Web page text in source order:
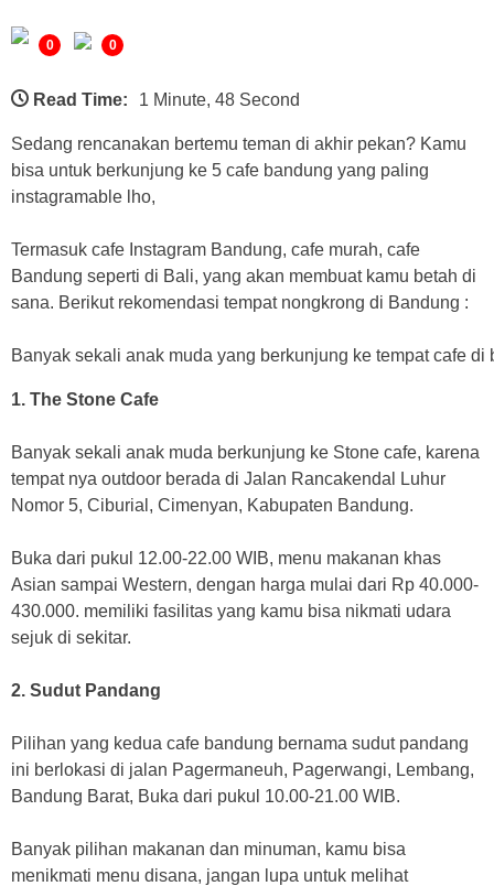
0 0
Read Time: 1 Minute, 48 Second
Sedang rencanakan bertemu teman di akhir pekan? Kamu
bisa untuk berkunjung ke 5 cafe bandung yang paling
instagramable lho,
Termasuk cafe Instagram Bandung, cafe murah, cafe
Bandung seperti di Bali, yang akan membuat kamu betah di
sana. Berikut rekomendasi tempat nongkrong di Bandung :
Banyak sekali anak muda yang berkunjung ke tempat cafe
1. The Stone Cafe
Banyak sekali anak muda berkunjung ke Stone cafe, karena
tempat nya outdoor berada di Jalan Rancakendal Luhur
Nomor 5, Ciburial, Cimenyan, Kabupaten Bandung.
Buka dari pukul 12.00-22.00 WIB, menu makanan khas
Asian sampai Western, dengan harga mulai dari Rp 40.000-
430.000. memiliki fasilitas yang kamu bisa nikmati udara
sejuk di sekitar.
2. Sudut Pandang
Pilihan yang kedua cafe bandung bernama sudut pandang
ini berlokasi di jalan Pagermaneuh, Pagerwangi, Lembang,
Bandung Barat, Buka dari pukul 10.00-21.00 WIB.
Banyak pilihan makanan dan minuman, kamu bisa
menikmati menu disana, jangan lupa untuk melihat